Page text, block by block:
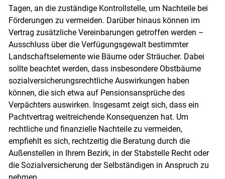
Tagen, an die zuständige Kontrollstelle, um Nachteile bei
Förderungen zu vermeiden. Darüber hinaus können im
Vertrag zusätzliche Vereinbarungen getroffen werden –
Ausschluss über die Verfügungsgewalt bestimmter
Landschaftselemente wie Bäume oder Sträucher. Dabei
sollte beachtet werden, dass insbesondere Obstbäume
sozialversicherungsrechtliche Auswirkungen haben
können, die sich etwa auf Pensionsansprüche des
Verpächters auswirken. Insgesamt zeigt sich, dass ein
Pachtvertrag weitreichende Konsequenzen hat. Um
rechtliche und finanzielle Nachteile zu vermeiden,
empfiehlt es sich, rechtzeitig die Beratung durch die
Außenstellen in Ihrem Bezirk, in der Stabstelle Recht oder
die Sozialversicherung der Selbständigen in Anspruch zu